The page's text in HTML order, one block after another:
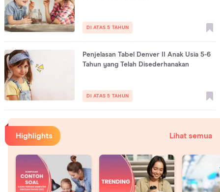
DI ATAS 5 TAHUN
Penjelasan Tabel Denver II Anak Usia 5-6
Tahun yang Telah Disederhanakan
DI ATAS 5 TAHUN
Highlights Lihat semua